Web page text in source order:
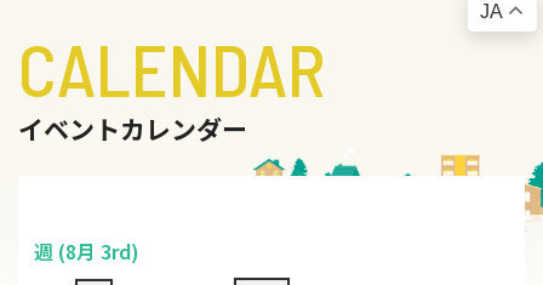
CALENDAR
イベントカレンダー
週 (8月 3rd)
JA